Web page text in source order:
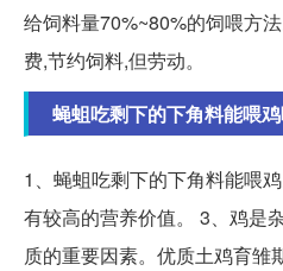
给饲料量70%~80%的饲喂方
费,节约饲料,但劳动。
蝇蛆吃剩下的下角料能喂
1、蝇蛆吃剩下的下角料能喂
有较高的营养价值。 3、鸡是
质的重要因素。优质土鸡育雏